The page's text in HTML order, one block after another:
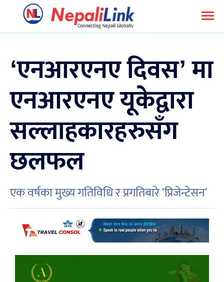
‘एनआरएनए दिवस’ मा
एनआरएनए यूकेद्वारा
सल्लाहकारहरुसँग
छलफल
एक वर्षका मुख्य गतिविधि र प्रगतिबारे 'प्रिजेन्टेसन'